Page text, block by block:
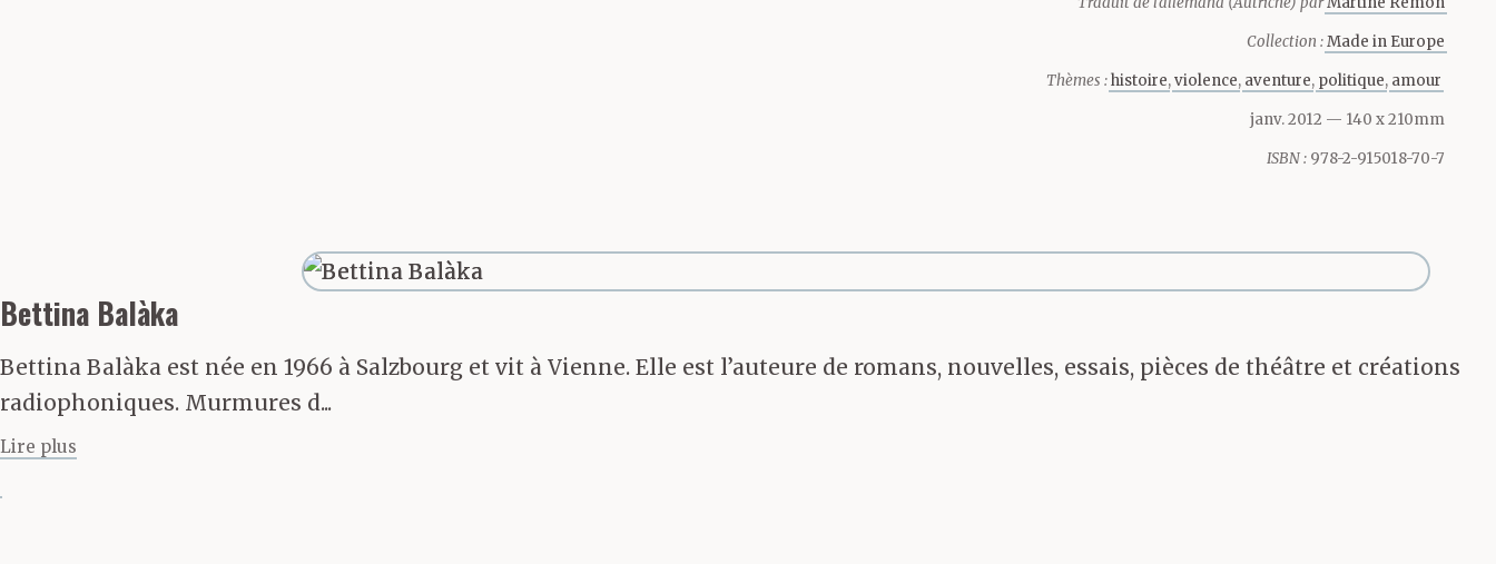
Collection :Made in Europe
Thèmes :histoire violence aventure politique amour
janv. 2012 — 140 x 210mm
ISBN : 978-2-915018-70-7
Bettina Balàka
Bettina Balàka est née en 1966 à Salzbourg et vit à Vienne. Elle est l’auteure de romans, nouvelles, essais, pièces de théâtre et créations
radiophoniques. Murmures d...
Lire plus